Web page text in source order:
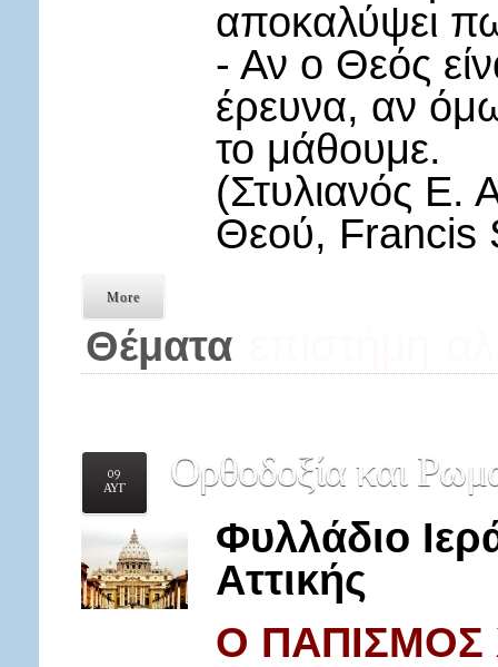
αποκαλύψει
- Αν ο Θεός
έρευνα, αν
το μάθουμε.
(Στυλιανός Ε.
Θεού, Francis
More
Θέματα
09
ΑΥΓ
Ορθοδοξία και
Φυλλάδιο
Αττικής
Ο ΠΑΠΙΣΜΟΣ